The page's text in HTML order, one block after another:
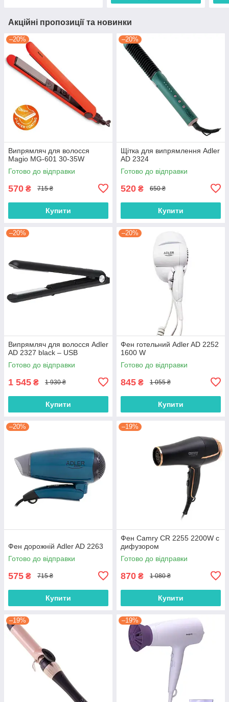
Акційні пропозиції та новинки
–20%
Випрямляч для волосся
Magio MG-601 30-35W
Готово до відправки
570 ₴ 715 ₴
Купити
–20%
Щітка для випрямлення Adler
AD 2324
Готово до відправки
520 ₴ 650 ₴
Купити
–20%
Випрямляч для волосся Adler
AD 2327 black – USB
Готово до відправки
1 545 ₴ 1 930 ₴
Купити
–20%
Фен готельний Adler AD 2252
1600 W
Готово до відправки
845 ₴ 1 055 ₴
Купити
–20%
Фен дорожній Adler AD 2263
Готово до відправки
575 ₴ 715 ₴
Купити
–19%
Фен Camry CR 2255 2200W с
дифузором
Готово до відправки
870 ₴ 1 080 ₴
Купити
–19% –19%